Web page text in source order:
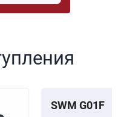
SWM G01F